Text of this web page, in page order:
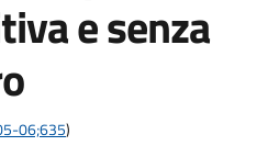
e senza
06;635)